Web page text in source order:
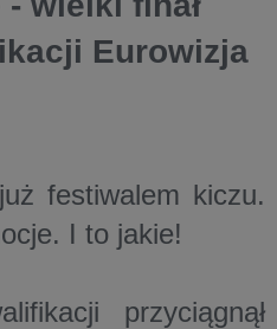
Eurowizja
festiwalem kiczu.
I to jakie!
przyciągnął